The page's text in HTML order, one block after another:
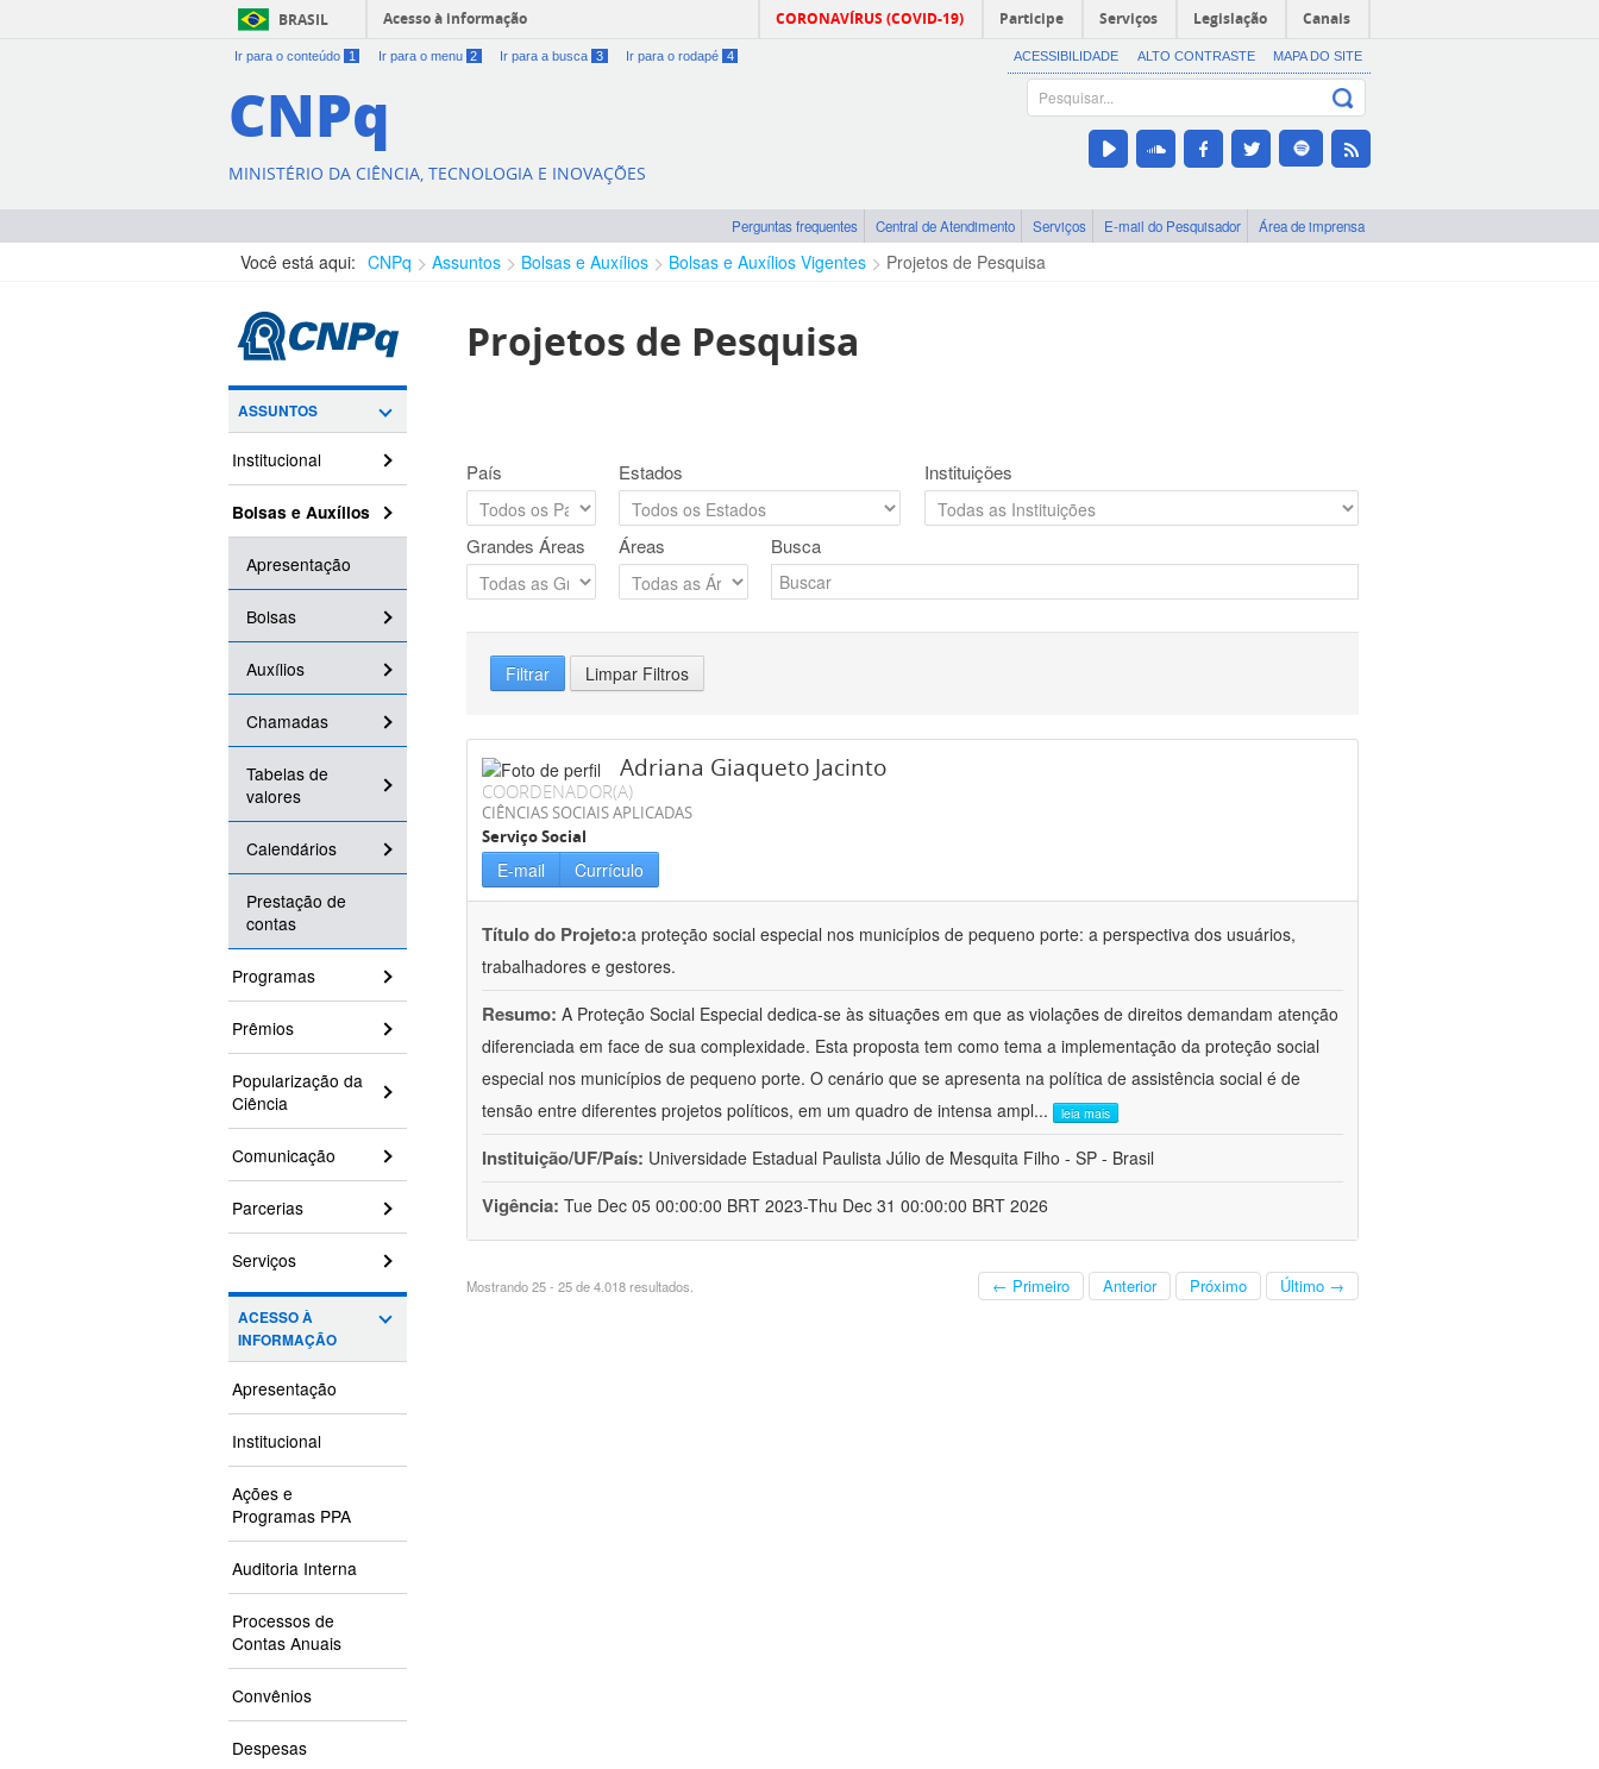
BRASIL Acesso à informação CORONAVÍRUS (COVID-19) Participe Serviços Legislação Canais
Ir para o conteúdo 1 Ir para o menu 2 Ir para a busca 3 Ir para o rodapé 4 ACESSIBILIDADE ALTO CONTRASTE MAPA DO SITE
CNPq
MINISTÉRIO DA CIÊNCIA, TECNOLOGIA E INOVAÇÕES
Perguntas frequentes Central de Atendimento Serviços E-mail do Pesquisador Área de imprensa
Você está aqui: CNPq Assuntos Bolsas e Auxílios Bolsas e Auxílios Vigentes Projetos de Pesquisa
ASSUNTOS
Institucional
Bolsas e Auxílios
Apresentação
Bolsas
Auxílios
Chamadas
Tabelas de
valores
Calendários
Prestação de
contas
Programas
Prêmios
Popularização da
Ciência
Comunicação
Parcerias
Serviços
ACESSO À
INFORMAÇÃO
Apresentação
Institucional
Ações e
Programas PPA
Auditoria Interna
Processos de
Contas Anuais
Convênios
Despesas
Projetos de Pesquisa
País Estados Instituições
Grandes Áreas Áreas Busca
Filtrar Limpar Filtros
Adriana Giaqueto Jacinto
COORDENADOR(A)
CIÊNCIAS SOCIAIS APLICADAS
Serviço Social
E-mail Currículo
Título do Projeto:a proteção social especial nos municípios de pequeno porte: a perspectiva dos usuários,
trabalhadores e gestores.
Resumo: A Proteção Social Especial dedica-se às situações em que as violações de direitos demandam atenção
diferenciada em face de sua complexidade. Esta proposta tem como tema a implementação da proteção social
especial nos municípios de pequeno porte. O cenário que se apresenta na política de assistência social é de
tensão entre diferentes projetos políticos, em um quadro de intensa ampl... leia mais
Instituição/UF/País: Universidade Estadual Paulista Júlio de Mesquita Filho - SP - Brasil
Vigência: Tue Dec 05 00:00:00 BRT 2023-Thu Dec 31 00:00:00 BRT 2026
Mostrando 25 - 25 de 4.018 resultados. ← Primeiro Anterior Próximo Último →